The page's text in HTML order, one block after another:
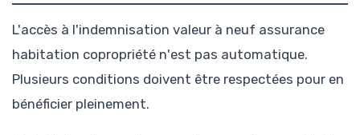
L'accès à l'indemnisation valeur à neuf assurance
habitation copropriété n'est pas automatique.
Plusieurs conditions doivent être respectées pour en
bénéficier pleinement.